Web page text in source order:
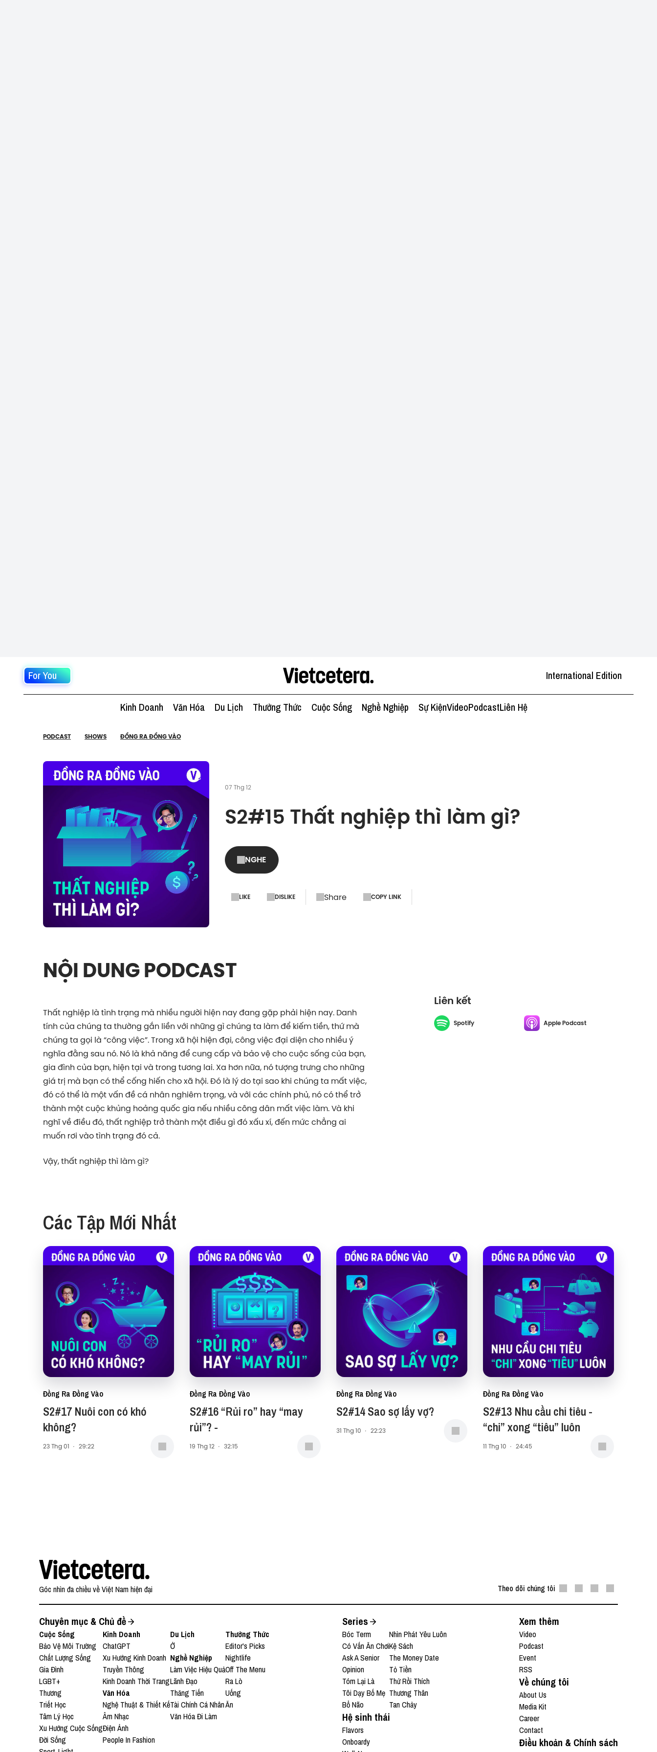
For You International Edition
Kinh Doanh Văn Hóa Du Lịch Thưởng Thức Cuộc Sống Nghề Nghiệp Sự KiệnVideoPodcastLiên Hệ
PODCAST SHOWS ĐỒNG RA ĐỒNG VÀO
07 Thg 12
S2#15 Thất nghiệp thì làm gì?
NGHE
LIKE DISLIKE Share COPY LINK
NỘI DUNG PODCAST
Thất nghiệp là tình trạng mà nhiều người hiện nay đang gặp phải hiện nay. Danh
tính của chúng ta thường gắn liền với những gì chúng ta làm để kiếm tiền, thứ mà
chúng ta gọi là “công việc”. Trong xã hội hiện đại, công việc đại diện cho nhiều ý
nghĩa đằng sau nó. Nó là khả năng để cung cấp và bảo vệ cho cuộc sống của bạn,
gia đình của bạn, hiện tại và trong tương lai. Xa hơn nữa, nó tượng trưng cho những
giá trị mà bạn có thể cống hiến cho xã hội. Đó là lý do tại sao khi chúng ta mất việc,
đó có thể là một vấn đề cá nhân nghiêm trọng, và với các chính phủ, nó có thể trở
thành một cuộc khủng hoảng quốc gia nếu nhiều công dân mất việc làm. Và khi
nghĩ về điều đó, thất nghiệp trở thành một điều gì đó xấu xí, đến mức chẳng ai
muốn rơi vào tình trạng đó cả.
Vậy, thất nghiệp thì làm gì?
Liên kết
Spotify Apple Podcast
Các Tập Mới Nhất
Đồng Ra Đồng Vào
S2#17 Nuôi con có khó
không?
23 Thg 01 · 29:22
Đồng Ra Đồng Vào
S2#16 “Rủi ro” hay “may
rủi”? -
19 Thg 12 · 32:15
Đồng Ra Đồng Vào
S2#14 Sao sợ lấy vợ?
31 Thg 10 · 22:23
Đồng Ra Đồng Vào
S2#13 Nhu cầu chi tiêu -
“chi” xong “tiêu” luôn
11 Thg 10 · 24:45
Góc nhìn đa chiều về Việt Nam hiện đại Theo dõi chúng tôi
Chuyên mục & Chủ đề
Cuộc Sống
Bảo Vệ Môi Trường
Chất Lượng Sống
Gia Đình
LGBT+
Thương
Triết Học
Tâm Lý Học
Xu Hướng Cuộc Sống
Đời Sống
Kinh Doanh
ChatGPT
Xu Hướng Kinh Doanh
Truyền Thông
Kinh Doanh Thời Trang
Văn Hóa
Nghệ Thuật & Thiết Kế
Âm Nhạc
Điện Ảnh
People In Fashion
Du Lịch
Ở
Nghề Nghiệp
Làm Việc Hiệu Quả
Lãnh Đạo
Thăng Tiến
Tài Chính Cá Nhân
Văn Hóa Đi Làm
Thưởng Thức
Editor's Picks
Nightlife
Off The Menu
Ra Lò
Uống
Ăn
Series
Bóc Term
Có Vấn Ăn Chơi
Ask A Senior
Opinion
Tóm Lại Là
Tôi Dạy Bố Mẹ
Bổ Não
Nhìn Phát Yêu Luôn
Kệ Sách
The Money Date
Tỏ Tiền
Thử Rồi Thích
Thương Thân
Tan Chảy
Hệ sinh thái
Flavors
Onboardy
Xem thêm
Video
Podcast
Event
RSS
Về chúng tôi
About Us
Media Kit
Career
Contact
Điều khoản & Chính sách